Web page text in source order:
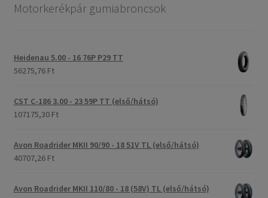
Motorkerékpár gumiabroncsok
Heidenau 5.00 - 16 76P P29 TT
56275,76 Ft
CST C-186 3.00 - 23 59P TT (első/hátsó)
107175,30 Ft
Avon Roadrider MKII 90/90 - 18 51V TL (első/hátsó)
40707,26 Ft
Avon Roadrider MKII 110/80 - 18 (58V) TL (első/hátsó)